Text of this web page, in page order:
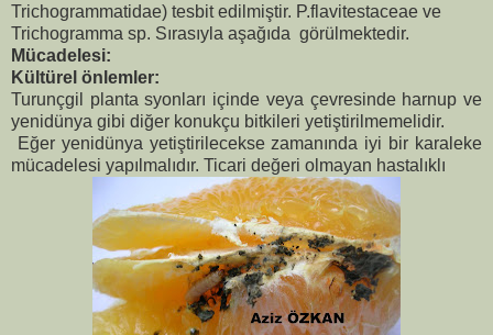
Trichogrammatidae) tesbit edilmiştir. P.flavitestaceae ve
Trichogramma sp. Sırasıyla aşağıda görülmektedir.
Mücadelesi:
Kültürel önlemler:
Turunçgil plantasyonları içinde veya çevresinde harnup ve
yenidünya gibi diğer konukçu bitkileri yetiştirilmemelidir.
Eğer yenidünya yetiştirilecekse zamanında iyi bir karaleke
mücadelesi yapılmalıdır. Ticari değeri olmayan hastalıklı